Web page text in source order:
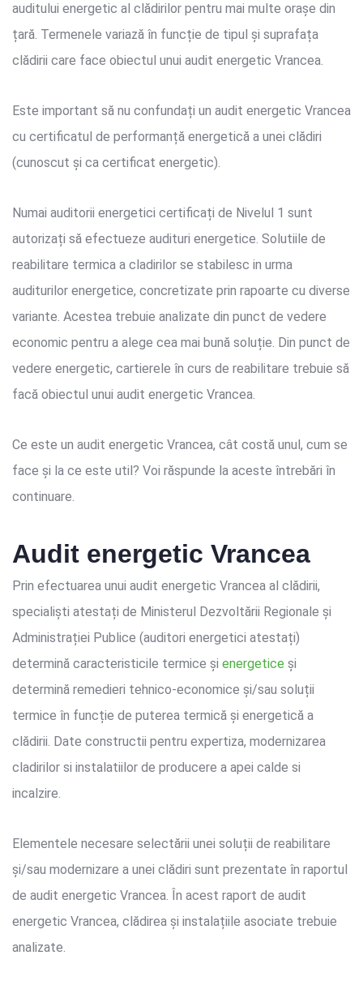
auditului energetic al clădirilor pentru mai multe orașe din
țară. Termenele variază în funcție de tipul și suprafața
clădirii care face obiectul unui audit energetic Vrancea.
Este important să nu confundați un audit energetic Vrancea
cu certificatul de performanță energetică a unei clădiri
(cunoscut și ca certificat energetic).
Numai auditorii energetici certificați de Nivelul 1 sunt
autorizați să efectueze audituri energetice. Solutiile de
reabilitare termica a cladirilor se stabilesc in urma
auditurilor energetice, concretizate prin rapoarte cu diverse
variante. Acestea trebuie analizate din punct de vedere
economic pentru a alege cea mai bună soluție. Din punct de
vedere energetic, cartierele în curs de reabilitare trebuie să
facă obiectul unui audit energetic Vrancea.
Ce este un audit energetic Vrancea, cât costă unul, cum se
face și la ce este util? Voi răspunde la aceste întrebări în
continuare.
Audit energetic Vrancea
Prin efectuarea unui audit energetic Vrancea al clădirii,
specialiști atestați de Ministerul Dezvoltării Regionale și
Administrației Publice (auditori energetici atestați)
determină caracteristicile termice și energetice și
determină remedieri tehnico-economice și/sau soluții
termice în funcție de puterea termică și energetică a
clădirii. Date constructii pentru expertiza, modernizarea
cladirilor si instalatiilor de producere a apei calde si
incalzire.
Elementele necesare selectării unei soluții de reabilitare
și/sau modernizare a unei clădiri sunt prezentate în raportul
de audit energetic Vrancea. În acest raport de audit
energetic Vrancea, clădirea și instalațiile asociate trebuie
analizate.